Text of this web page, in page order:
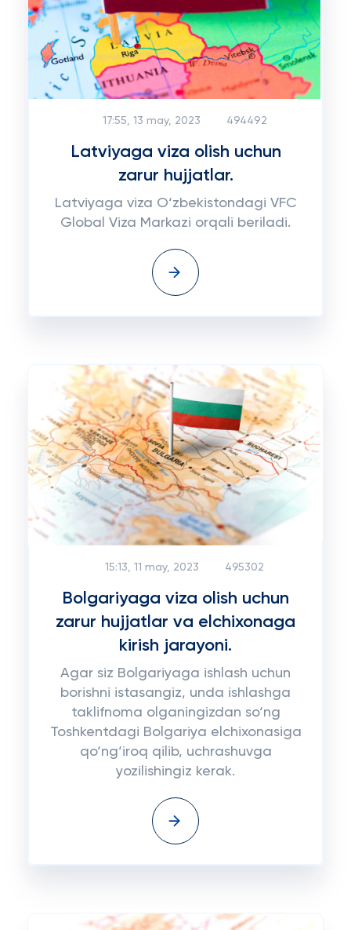
17:55, 13 may, 2023 494492
Latviyaga viza olish uchun
zarur hujjatlar.
Latviyaga viza O‘zbekistondagi VFC
Global Viza Markazi orqali beriladi.
15:13, 11 may, 2023 495302
Bolgariyaga viza olish uchun
zarur hujjatlar va elchixonaga
kirish jarayoni.
Agar siz Bolgariyaga ishlash uchun
borishni istasangiz, unda ishlashga
taklifnoma olganingizdan so‘ng
Toshkentdagi Bolgariya elchixonasiga
qo‘ng‘iroq qilib, uchrashuvga
yozilishingiz kerak.